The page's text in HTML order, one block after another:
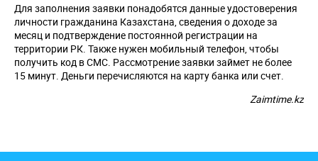
Для заполнения заявки понадобятся данные удостоверения
личности гражданина Казахстана, сведения о доходе за
месяц и подтверждение постоянной регистрации на
территории РК. Также нужен мобильный телефон, чтобы
получить код в СМС. Рассмотрение заявки займет не более
15 минут. Деньги перечисляются на карту банка или счет.
Zaimtime.kz